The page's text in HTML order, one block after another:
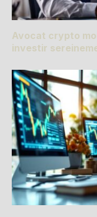
Avocat crypto
investir